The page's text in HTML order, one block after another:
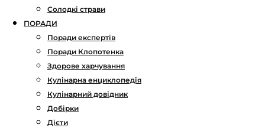
Солодкі страви
ПОРАДИ
Поради експертів
Поради Клопотенка
Здорове харчування
Кулінарна енциклопедія
Кулінарний довідник
Добірки
Дієти